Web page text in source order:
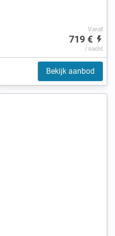
Vanaf
719 €
/ nacht
Bekijk aanbod